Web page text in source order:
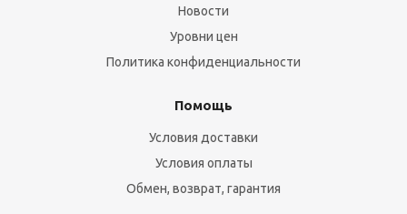
Новости
Уровни цен
Политика конфиденциальности
Помощь
Условия доставки
Условия оплаты
Обмен, возврат, гарантия